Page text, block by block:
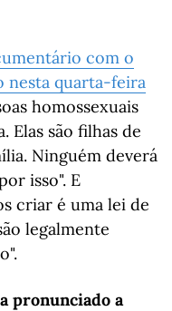
com o
nesta quarta-feira
homossexuais
Elas são filhas de
Ninguém deverá
isso". E
criar é uma lei de
legalmente
pronunciado a